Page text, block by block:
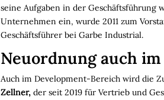
seine Aufgaben in der
Unternehmen ein, wurde 2011 zum
Geschäftsführer bei Garbe Industrial.
Neuordnung auch
Auch im Development-Bereich wird die
Zellner, der seit 2019 für Vertrieb und